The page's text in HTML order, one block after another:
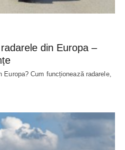
din Europa –
Cum funcționează radarele,